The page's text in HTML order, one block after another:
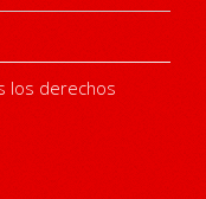
los derechos